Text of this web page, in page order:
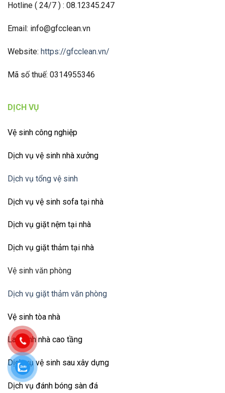
Hotline ( 24/7 ) : 08.12345.247
Email: info@gfcclean.vn
Website: https://gfcclean.vn/
Mã số thuế: 0314955346
DỊCH VỤ
Vệ sinh công nghiệp
Dịch vụ vệ sinh nhà xưởng
Dịch vụ tổng vệ sinh
Dịch vụ vệ sinh sofa tại nhà
Dịch vụ giặt nệm tại nhà
Dịch vụ giặt thảm tại nhà
Vệ sinh văn phòng
Dịch vụ giặt thảm văn phòng
Vệ sinh tòa nhà
Lau kính nhà cao tầng
Dịch vụ vệ sinh sau xây dựng
Dịch vụ đánh bóng sàn đá